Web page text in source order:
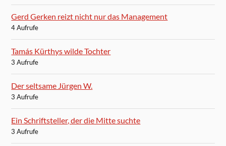
Gerd Gerken reizt nicht nur das Management
4 Aufrufe
Tamás Kürthys wilde Tochter
3 Aufrufe
Der seltsame Jürgen W.
3 Aufrufe
Ein Schriftsteller, der die Mitte suchte
3 Aufrufe